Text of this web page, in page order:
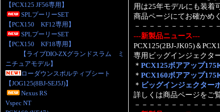
【PCX125 JF56専用】
SPLプーリーSET
【PCX150 KF12専用】
SPLプーリーSET
【PCX150 KF18専用】
【ライブDIO-ZXグランドスラム ミ
ニチュアモデル】
ローダウンスポルティブシート
【JOG125(8BJ-SEJ5J)】
Nexus RS
Vspec NT
用は25年モデルにも装着
商品ページにてお確かめ
－－－－－－－－－－－
---新製品ニュース---
PCX125(2BJ-JK05)＆
専用ビッグインジェクタ
＊ PCX125ボアアップ
＊ PCX160ボアアップ
＊ ビッグインジェクター
詳しくは商品ページをご
－－－－－－－－－－－